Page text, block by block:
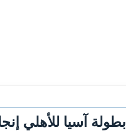
بطولة آسيا للأهلي